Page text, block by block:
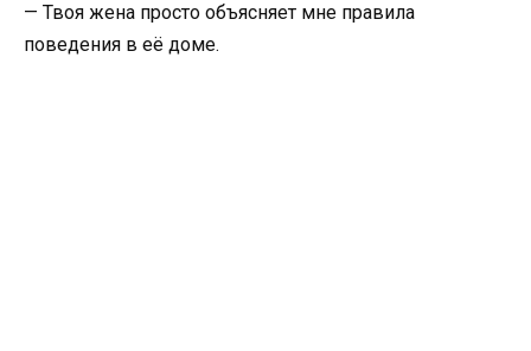
— Твоя жена просто объясняет мне правила
поведения в её доме.